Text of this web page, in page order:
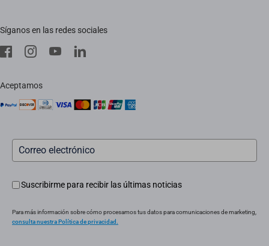
Descargar
Servicio in situ
Instaladores
Servicio posventa
Síganos en las redes sociales
Aceptamos
Suscribirme para recibir las últimas noticias
Para más información sobre cómo procesamos tus datos para comunicaciones de marketing,
consulta nuestra Política de privacidad.